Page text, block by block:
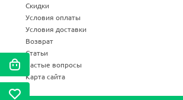
Скидки
Условия оплаты
Условия доставки
Возврат
Статьи
Частые вопросы
Карта сайта